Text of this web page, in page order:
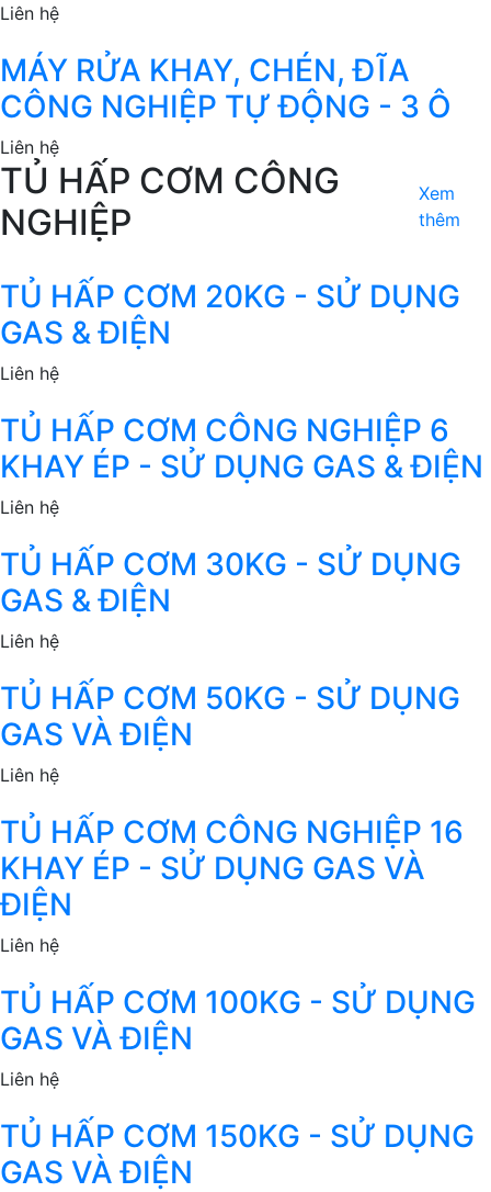
Liên hệ
MÁY RỬA KHAY, CHÉN, ĐĨA
CÔNG NGHIỆP TỰ ĐỘNG - 3 Ô
Liên hệ
TỦ HẤP CƠM CÔNG
NGHIỆP
Xem
thêm
TỦ HẤP CƠM 20KG - SỬ DỤNG
GAS & ĐIỆN
Liên hệ
TỦ HẤP CƠM CÔNG NGHIỆP 6
KHAY ÉP - SỬ DỤNG GAS & ĐIỆN
Liên hệ
TỦ HẤP CƠM 30KG - SỬ DỤNG
GAS & ĐIỆN
Liên hệ
TỦ HẤP CƠM 50KG - SỬ DỤNG
GAS VÀ ĐIỆN
Liên hệ
TỦ HẤP CƠM CÔNG NGHIỆP 16
KHAY ÉP - SỬ DỤNG GAS VÀ
ĐIỆN
Liên hệ
TỦ HẤP CƠM 100KG - SỬ DỤNG
GAS VÀ ĐIỆN
Liên hệ
TỦ HẤP CƠM 150KG - SỬ DỤNG
GAS VÀ ĐIỆN